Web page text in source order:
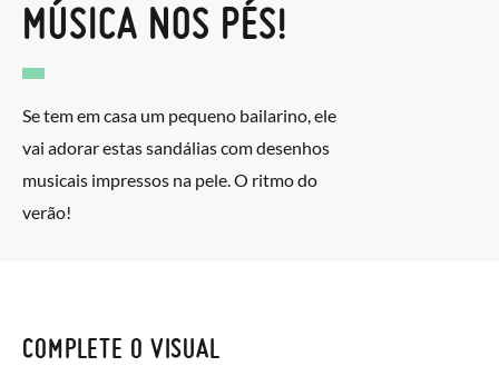
MÚSICA NOS PÉS!
Se tem em casa um pequeno bailarino, ele
vai adorar estas sandálias com desenhos
musicais impressos na pele. O ritmo do
verão!
COMPLETE O VISUAL